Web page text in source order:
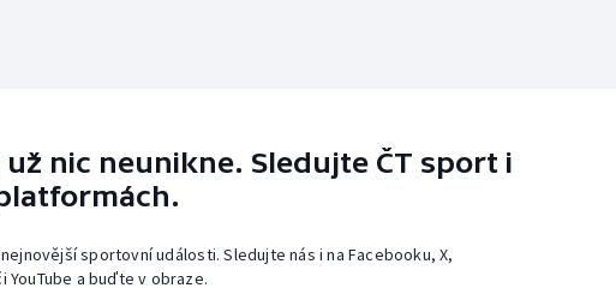
nic neunikne. Sledujte ČT sport i
sportovní události. Sledujte nás i na Facebooku, X,
YouTube a buďte v obraze.